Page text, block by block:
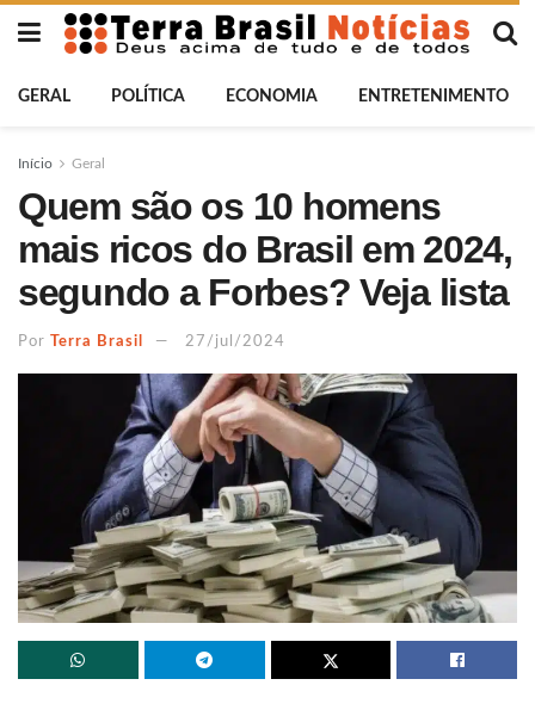
GERAL POLÍTICA ECONOMIA ENTRETENIMENTO
Início Geral
Quem são os 10 homens
mais ricos do Brasil em 2024,
segundo a Forbes? Veja lista
Por Terra Brasil 27/jul/2024